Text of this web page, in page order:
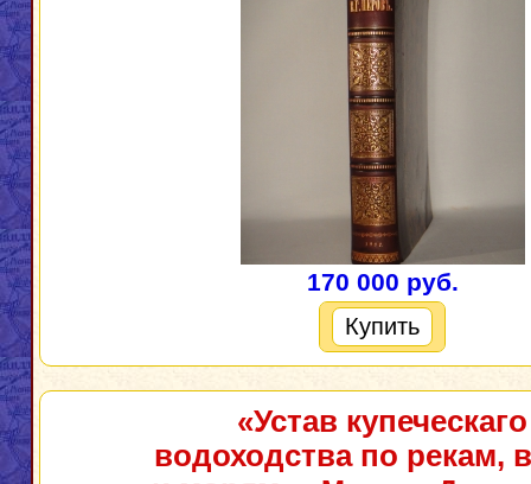
170 000 руб.
Купить
«Устав купеческаго
водоходства по рекам,